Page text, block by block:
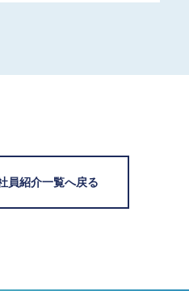
員紹介一覧へ戻る